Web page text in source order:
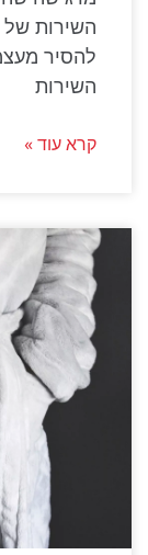
השירות של
להסיר
השירות
קרא עוד »